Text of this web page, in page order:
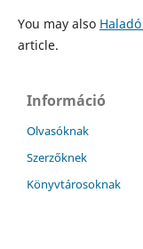
You may also
article.
Információ
Olvasóknak
Szerzőknek
Könyvtárosoknak